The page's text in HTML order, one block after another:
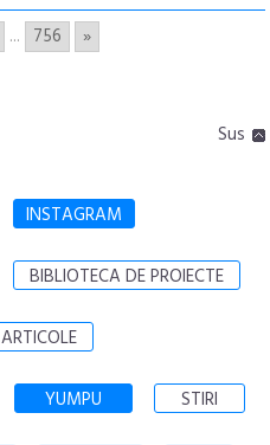
... 756 »
Sus
INSTAGRAM
BIBLIOTECA DE PROIECTE
ARTICOLE
YUMPU STIRI